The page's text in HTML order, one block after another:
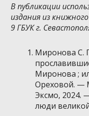
В публикации
издания из
9 ГБУК г.
Миронова С.
Миронова ;
Ореховой. —
Эксмо, 2024.
люди